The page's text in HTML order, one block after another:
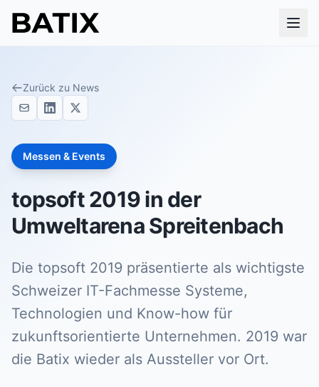
Zurück zu News
Messen & Events
topsoft 2019 in der
Umweltarena Spreitenbach
Die topsoft 2019 präsentierte als wichtigste
Schweizer IT-Fachmesse Systeme,
Technologien und Know-how für
zukunftsorientierte Unternehmen. 2019 war
die Batix wieder als Aussteller vor Ort.